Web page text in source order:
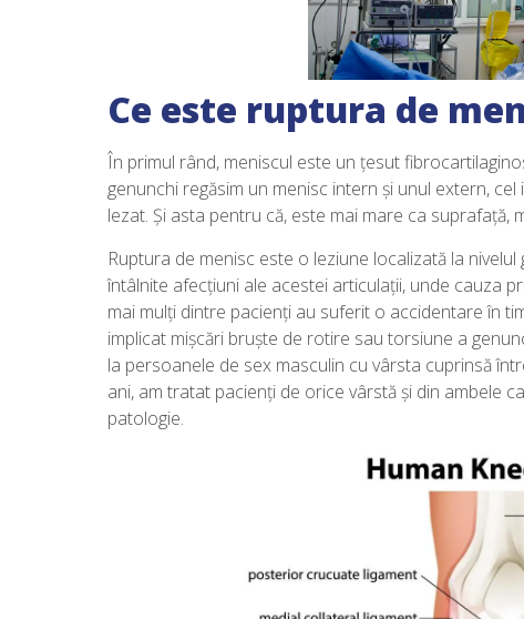
Ce este ruptura de
În primul rând, meniscul este un țesut
genunchi regăsim un menisc intern și unul extern,
lezat. Și asta pentru că, este mai mare ca suprafață,
Ruptura de menisc este o leziune localizată la
întâlnite afecțiuni ale acestei articulații, unde cauza
mai mulți dintre pacienți au suferit o accidentare în
implicat mișcări bruște de rotire sau torsiune a
la persoanele de sex masculin cu vârsta cuprinsă
ani, am tratat pacienți de orice vârstă și din ambele
patologie.